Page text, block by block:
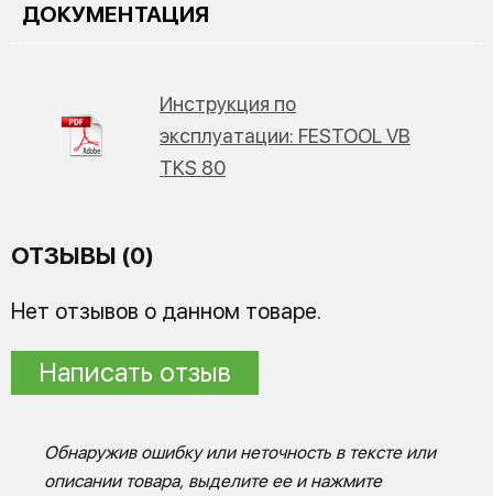
ДОКУМЕНТАЦИЯ
Инструкция по
эксплуатации: FESTOOL VB
TKS 80
ОТЗЫВЫ (0)
Нет отзывов о данном товаре.
Написать отзыв
Обнаружив ошибку или неточность в тексте или
описании товара, выделите ее и нажмите